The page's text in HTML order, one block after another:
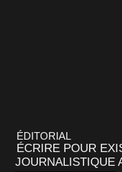
ÉDITORIAL
ÉCRIRE POUR
JOURNALISTIQUE